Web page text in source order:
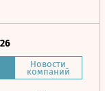
Новости
компаний